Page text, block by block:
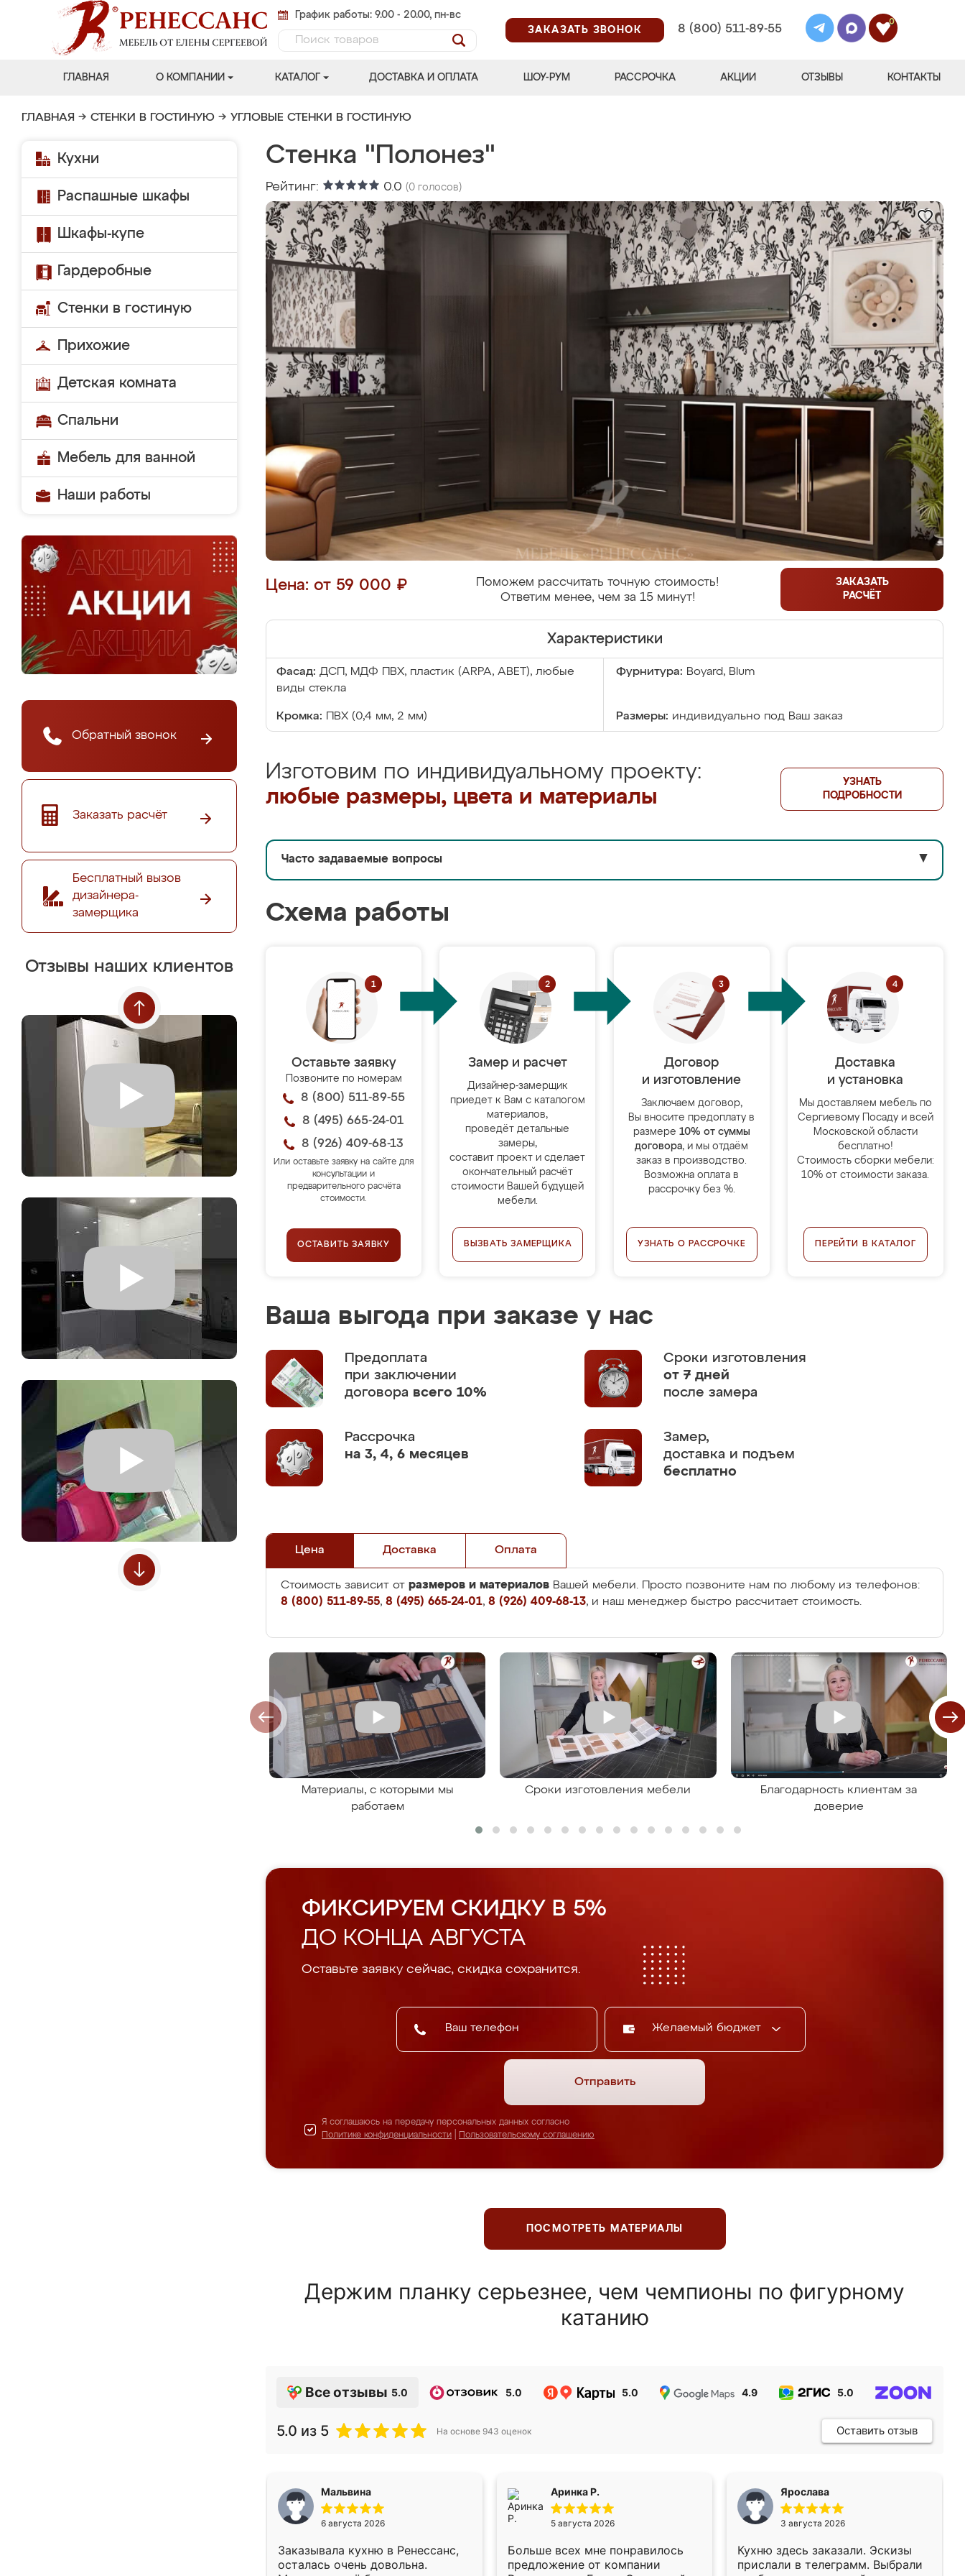
График работы: 9.00 - 20.00, пн-вс
ЗАКАЗАТЬ ЗВОНОК
8 (800) 511-89-55
0
ГЛАВНАЯ О КОМПАНИИ КАТАЛОГ ДОСТАВКА И ОПЛАТА ШОУ-РУМ РАССРОЧКА АКЦИИ ОТЗЫВЫ КОНТАКТЫ
ГЛАВНАЯ → СТЕНКИ В ГОСТИНУЮ → УГЛОВЫЕ СТЕНКИ В ГОСТИНУЮ
Кухни
Распашные шкафы
Шкафы-купе
Гардеробные
Стенки в гостиную
Прихожие
Детская комната
Спальни
Мебель для ванной
Наши работы
Обратный звонок
Заказать расчёт
Бесплатный вызов
дизайнера-
замерщика
Отзывы наших клиентов
Стенка "Полонез"
Рейтинг: 0.0 (0 голосов)
Цена: от 59 000 ₽
Поможем рассчитать точную стоимость!
Ответим менее, чем за 15 минут!
ЗАКАЗАТЬ
РАСЧЁТ
Характеристики
Фасад: ДСП, МДФ ПВХ, пластик (ARPA, ABET), любые
виды стекла
Фурнитура: Boyard, Blum
Кромка: ПВХ (0,4 мм, 2 мм) Размеры: индивидуально под Ваш заказ
Изготовим по индивидуальному проекту:
любые размеры, цвета и материалы
УЗНАТЬ
ПОДРОБНОСТИ
Часто задаваемые вопросы ▼
Схема работы
Оставьте заявку
Позвоните по номерам
8 (800) 511-89-55
8 (495) 665-24-01
8 (926) 409-68-13
Или оставьте заявку на сайте для
консультации и
предварительного расчёта
стоимости.
ОСТАВИТЬ ЗАЯВКУ
Замер и расчет
Дизайнер-замерщик
приедет к Вам с каталогом
материалов,
проведёт детальные
замеры,
составит проект и сделает
окончательный расчёт
стоимости Вашей будущей
мебели.
ВЫЗВАТЬ ЗАМЕРЩИКА
Договор
и изготовление
Заключаем договор,
Вы вносите предоплату в
размере 10% от суммы
договора, и мы отдаём
заказ в производство.
Возможна оплата в
рассрочку без %.
УЗНАТЬ О РАССРОЧКЕ
Доставка
и установка
Мы доставляем мебель по
Сергиевому Посаду и всей
Московской области
бесплатно!
Стоимость сборки мебели:
10% от стоимости заказа.
ПЕРЕЙТИ В КАТАЛОГ
Ваша выгода при заказе у нас
Предоплата
при заключении
договора всего 10%
Сроки изготовления
от 7 дней
после замера
Рассрочка
на 3, 4, 6 месяцев
Замер,
доставка и подъем
бесплатно
Цена Доставка Оплата
Стоимость зависит от размеров и материалов Вашей мебели. Просто позвоните нам по любому из телефонов:
8 (800) 511-89-55, 8 (495) 665-24-01, 8 (926) 409-68-13, и наш менеджер быстро рассчитает стоимость.
Материалы, с которыми мы
работаем
Сроки изготовления мебели
Благодарность клиентам за
доверие
ФИКСИРУЕМ СКИДКУ В 5%
ДО КОНЦА АВГУСТА
Оставьте заявку сейчас, скидка сохранится.
Желаемый бюджет
Отправить
Я соглашаюсь на передачу персональных данных согласно
Политике конфиденциальности
Пользовательскому соглашению
ПОСМОТРЕТЬ МАТЕРИАЛЫ
Держим планку серьезнее, чем чемпионы по фигурному
катанию
Все отзывы 5.0 5.0 5.0 4.9 5.0
5.0 из 5 На основе 943 оценок Оставить отзыв
Мальвина
6 августа 2026
Заказывала кухню в Ренессанс,
осталась очень довольна.
Аринка Р.
5 августа 2026
Больше всех мне понравилось
предложение от компании
Ярослава
3 августа 2026
Кухню здесь заказали. Эскизы
прислали в телеграмм. Выбрали